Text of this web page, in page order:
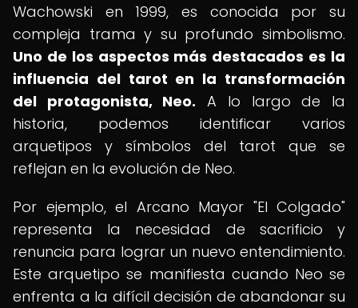
Wachowski en 1999, es conocida por su
compleja trama y su profundo simbolismo.
Uno de los aspectos más destacados es la
influencia del tarot en la transformación
del protagonista, Neo. A lo largo de la
historia, podemos identificar varios
arquetipos y símbolos del tarot que se
reflejan en la evolución de Neo.
Por ejemplo, el Arcano Mayor "El Colgado"
representa la necesidad de sacrificio y
renuncia para lograr un nuevo entendimiento.
Este arquetipo se manifiesta cuando Neo se
enfrenta a la difícil decisión de abandonar su